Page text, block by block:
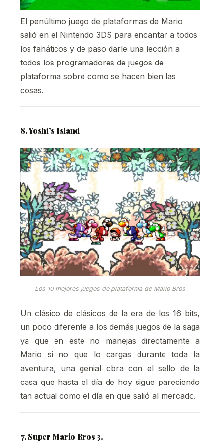
El penúltimo juego de plataformas de Mario
salió en el Nintendo 3DS para encantar a todos
los fanáticos y de paso darle una lección a
todos los programadores de juegos de
plataforma sobre como se hacen bien las
cosas.
8. Yoshi’s Island
Los 10 mejores juegos de plataforma de Mario Bros
Un clásico de clásicos de la era de los 16 bits,
un poco diferente a los demás juegos de la saga
ya que en este no manejas directamente a
Mario si no que lo cargas durante toda la
aventura, una genial obra con el sello de la
casa que hasta el día de hoy sigue pareciendo
tan actual como el día en que salió al mercado.
7. Super Mario Bros 3.